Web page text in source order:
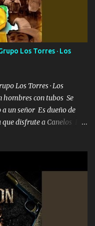
Soy yo la mente que
No lo entenderías en
lo tiene Una me está
que vaya a verla y que
que las saque a
más que llenar Se
Los Torres · Los
Los Torres · Los
hombres con tubos Se
un señor Es dueño de
disfrute a Canelos Es
de grandes por eso hay
atender los deberes
confianza tengo gente
Pariente 7 arreglan
ordené NOS HACE